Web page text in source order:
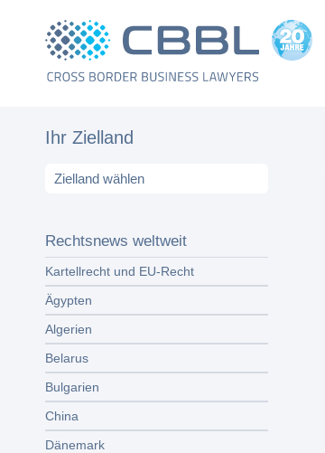
Ihr Zielland
Rechtsnews weltweit
Kartellrecht und EU-Recht
Ägypten
Algerien
Belarus
Bulgarien
China
Dänemark